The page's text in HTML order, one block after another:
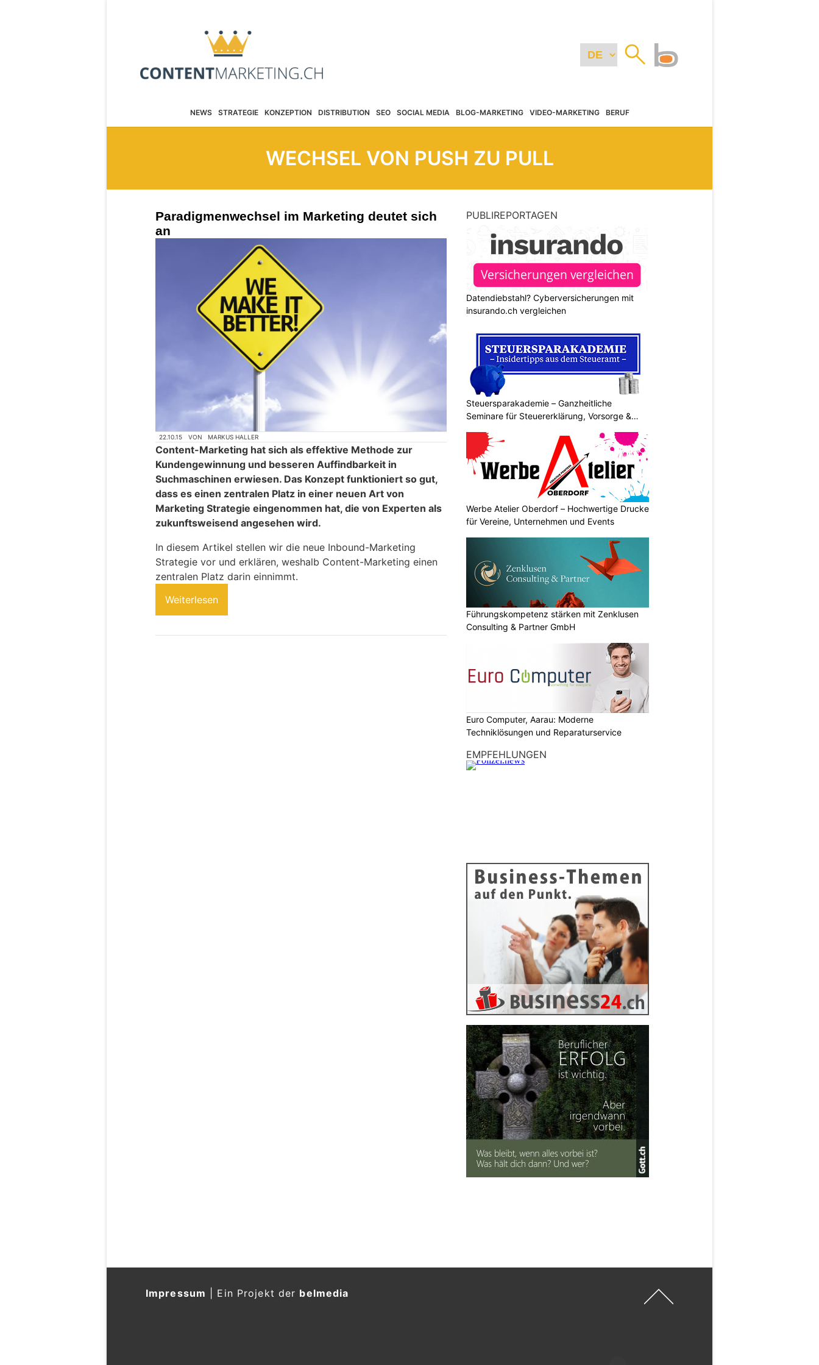
NEWS STRATEGIE KONZEPTION DISTRIBUTION SEO SOCIAL MEDIA BLOG-MARKETING VIDEO-MARKETING BERUF
WECHSEL VON PUSH ZU PULL
Paradigmenwechsel im Marketing deutet sich
an
22.10.15 VON MARKUS HALLER
Content-Marketing hat sich als effektive Methode zur
Kundengewinnung und besseren Auffindbarkeit in
Suchmaschinen erwiesen. Das Konzept funktioniert so gut,
dass es einen zentralen Platz in einer neuen Art von
Marketing Strategie eingenommen hat, die von Experten als
zukunftsweisend angesehen wird.
In diesem Artikel stellen wir die neue Inbound-Marketing
Strategie vor und erklären, weshalb Content-Marketing einen
zentralen Platz darin einnimmt.
Weiterlesen
PUBLIREPORTAGEN
Datendiebstahl? Cyberversicherungen mit
insurando.ch vergleichen
Steuersparakademie – Ganzheitliche
Seminare für Steuererklärung, Vorsorge &
Werbe Atelier Oberdorf – Hochwertige Drucke
für Vereine, Unternehmen und Events
Führungskompetenz stärken mit Zenklusen
Consulting & Partner GmbH
Euro Computer, Aarau: Moderne
Techniklösungen und Reparaturservice
EMPFEHLUNGEN
Impressum Ein Projekt der belmedia